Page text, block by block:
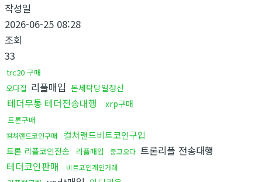
작성일
2026-06-25 08:28
조회
33
trc20 구매
오다집 리플매입 돈세탁당일정산
테더무통 테더전송대행 xrp구매
트론구매
컬쳐랜드코인구매 컬쳐랜드비트코인구입
트론 리플코인전송 리플매입 중고오다 트론리플 전송대행
테더코인판매
비트코인개인거래